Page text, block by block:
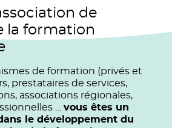
de
la formation
de formation (privés et
prestataires de services,
associations régionales,
… vous êtes un
le développement du